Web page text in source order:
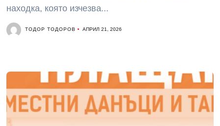
находка, която изчезва...
ТОДОР ТОДОРОВ АПРИЛ 21, 2026